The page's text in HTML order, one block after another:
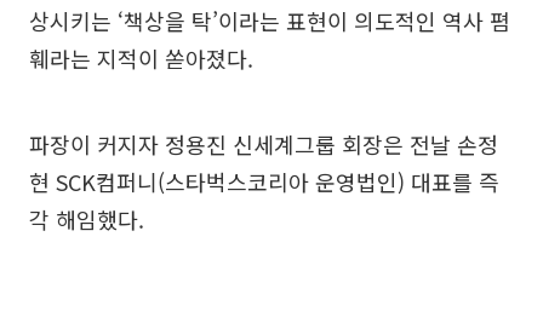
상시키는 ‘책상을 탁’이라는 표현이 의도적인 역사 폄
훼라는 지적이 쏟아졌다.
파장이 커지자 정용진 신세계그룹 회장은 전날 손정
현 SCK컴퍼니(스타벅스코리아 운영법인) 대표를 즉
각 해임했다.